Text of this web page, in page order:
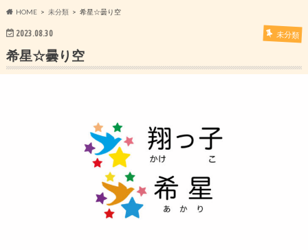
HOME 未分類 希星☆曇り空
2023.08.30 未分類
希星☆曇り空